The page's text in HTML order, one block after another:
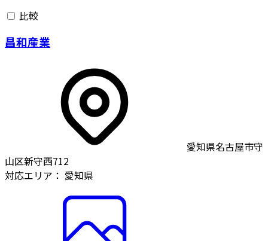
比較
昌和産業
愛知県名古屋市守
山区新守西712
対応エリア： 愛知県